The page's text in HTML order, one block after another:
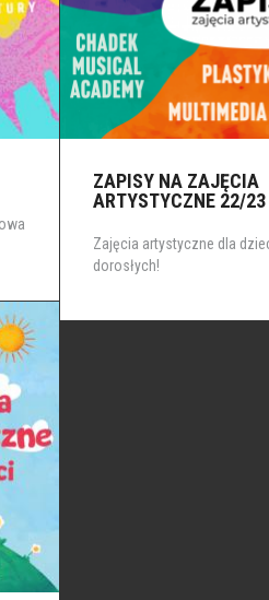
ZAPISY NA ZAJĘCIA
ARTYSTYCZNE 22/23
Zajęcia artystyczne dla
dorosłych!